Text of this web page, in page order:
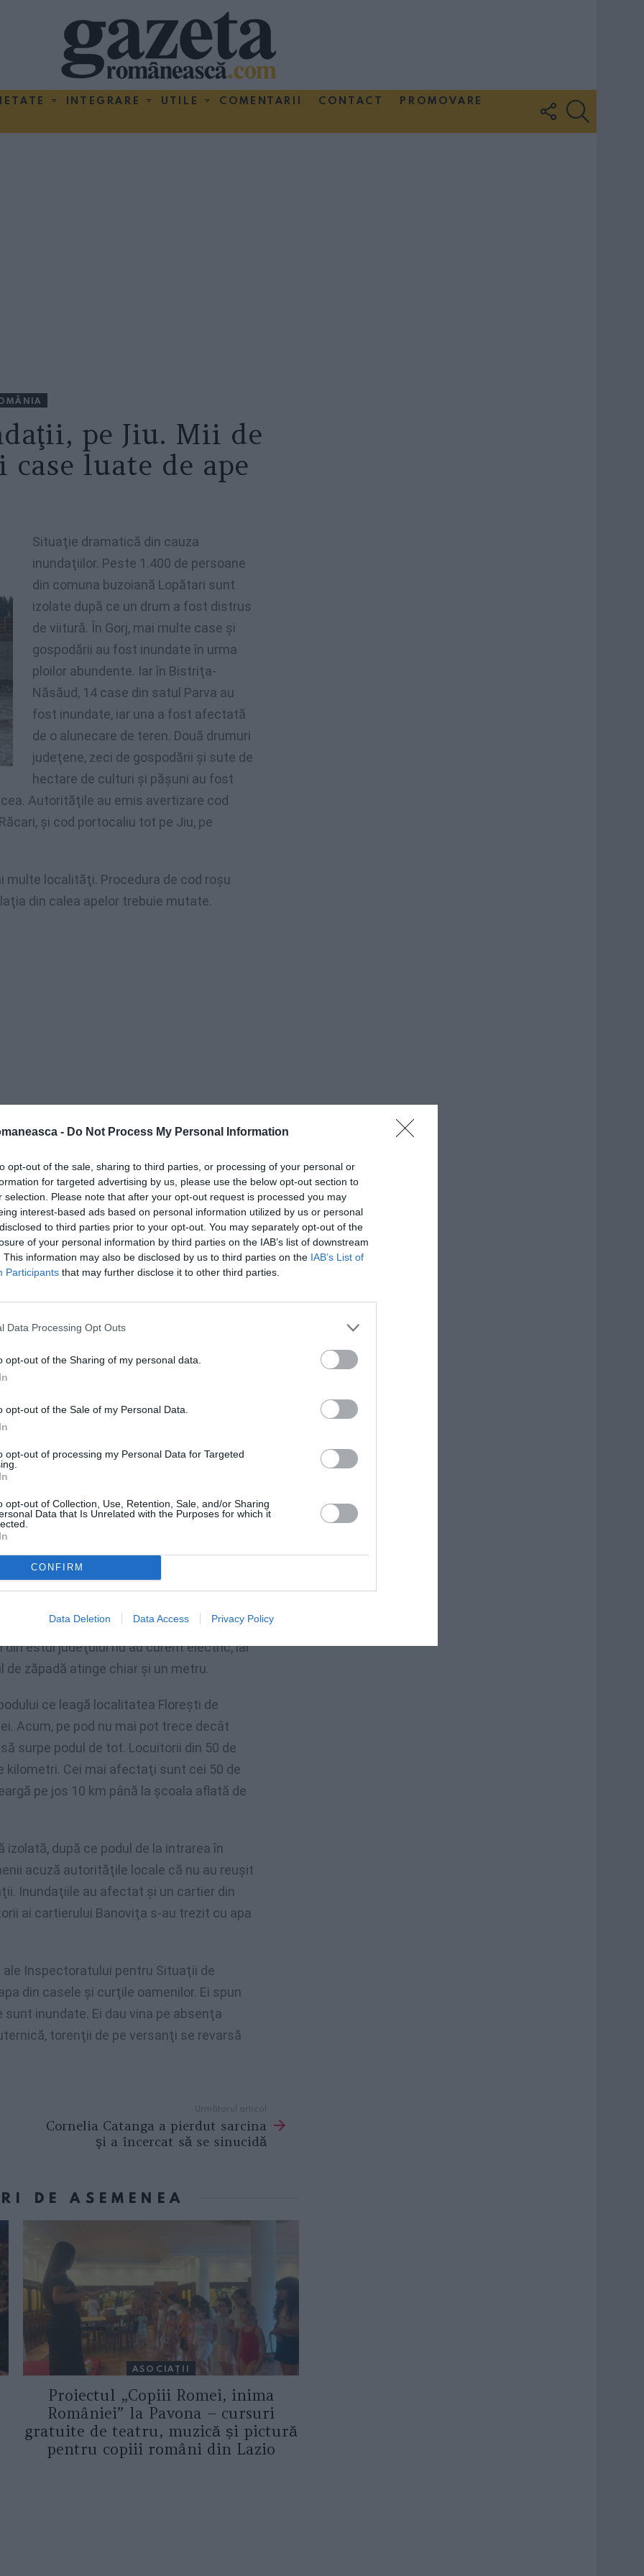
- Do Not Process My Personal Information
opt-out of the sale, sharing to third parties, or processing of your personal or
for targeted advertising by us, please use the below opt-out section to
selection. Please note that after your opt-out request is processed you may
interest-based ads based on personal information utilized by us or personal
to third parties prior to your opt-out. You may separately opt-out of the
of your personal information by third parties on the IAB’s list of downstream
This information may also be disclosed by us to third parties on the IAB’s List of
Participants that may further disclose it to other third parties.
Data Processing Opt Outs
opt-out of the Sharing of my personal data.
opt-out of the Sale of my Personal Data.
opt-out of processing my Personal Data for Targeted
opt-out of Collection, Use, Retention, Sale, and/or Sharing
Data that Is Unrelated with the Purposes for which it
CONFIRM
Data Deletion Data Access Privacy Policy
INTEGRARE UTILE COMENTARII CONTACT
PROMOVARE
FOLLOW
US
pe Jiu. Mii de
luate de ape
Situaţie dramatică din cauza
inundaţiilor. Peste 1.400 de persoane
din comuna buzoiană Lopătari sunt
izolate după ce un drum a fost distrus
de viitură. În Gorj, mai multe case şi
gospodării au fost inundate în urma
ploilor abundente. Iar în Bistriţa-
Năsăud, 14 case din satul Parva au
fost inundate, iar una a fost afectată
de o alunecare de teren. Două drumuri
judeţene, zeci de gospodării şi sute de
hectare de culturi şi păşuni au fost
Autorităţile au emis avertizare cod
şi cod portocaliu tot pe Jiu, pe
multe localităţi. Procedura de cod roşu
din calea apelor trebuie mutate.
ale populaţiei. Asta pentru că digul
inundaţiile din urmă cu doi ani, nu a
Terca şi Ploştina a fost distrusă, iar în
Avem diguri de protecţie pe pârâul
de punţi pietonale distruse.
pagubele şi transmitem situaţia
Buzău. Dacă ploile se opresc am putea
Dumnezeu ştie”, a declarat primarul
de precipitaţii înregistrată este
de litri pe metrul pătrat de precipitaţii, la
iar la Bisoca 30,8 litri pe metrul pătrat.
pârâul Slănic s-a depăşit cota de
de la Varlaam-Bâsca Mică s-
de asemenea, o avertizare de inundaţii
zile au rupt două poduri şi au inundat mai
estul judeţului nu au curent electric, iar
zăpadă atinge chiar şi un metru.
ce leagă localitatea Floreşti de
Acum, pe pod nu mai pot trece decât
surpe podul de tot. Locuitorii din 50 de
Cei mai afectaţi sunt cei 50 de
pe jos 10 km până la şcoala aflată de
după ce podul de la intrarea în
acuză autorităţile locale că nu au reuşit
Inundaţiile au afectat şi un cartier din
ai cartierului Banoviţa s-au trezit cu apa
Inspectoratului pentru Situaţii de
din casele şi curţile oamenilor. Ei spun
inundate. Ei dau vina pe absenţa
torenţii de pe versanţi se revarsă
Următorul articol
Cornelia Catanga a pierdut sarcina
şi a încercat să se sinucidă
DE ASEMENEA
ASOCIAŢII
Proiectul „Copiii Romei, inima
României” la Pavona – cursuri
gratuite de teatru, muzică și pictură
pentru copiii români din Lazio